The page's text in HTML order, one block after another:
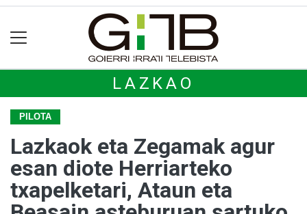
LAZKAO
PILOTA
Lazkaok eta Zegamak agur
esan diote Herriarteko
txapelketari, Ataun eta